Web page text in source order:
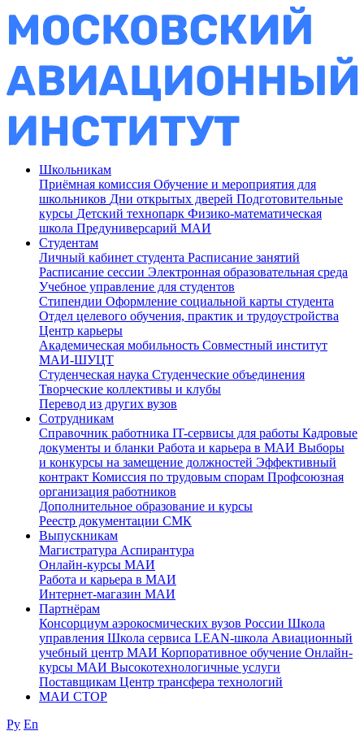
Школьникам
Приёмная комиссия Обучение и мероприятия для
школьников Дни открытых дверей Подготовительные
курсы Детский технопарк Физико-математическая
школа Предуниверсарий МАИ
Студентам
Личный кабинет студента Расписание занятий
Расписание сессии Электронная образовательная среда
Учебное управление для студентов
Стипендии Оформление социальной карты студента
Отдел целевого обучения, практик и трудоустройства
Центр карьеры
Академическая мобильность Совместный институт
МАИ-ШУЦТ
Студенческая наука Студенческие объединения
Творческие коллективы и клубы
Перевод из других вузов
Сотрудникам
Cправочник работника IT-сервисы для работы Кадровые
документы и бланки Работа и карьера в МАИ Выборы
и конкурсы на замещение должностей Эффективный
контракт Комиссия по трудовым спорам Профсоюзная
организация работников
Дополнительное образование и курсы
Реестр документации СМК
Выпускникам
Магистратура Аспирантура
Онлайн-курсы МАИ
Работа и карьера в МАИ
Интернет-магазин МАИ
Партнёрам
Консорциум аэрокосмических вузов России Школа
управления Школа сервиса LEAN-школа Авиационный
учебный центр МАИ Корпоративное обучение Онлайн-
курсы МАИ Высокотехнологичные услуги
Поставщикам Центр трансфера технологий
МАИ СТОР
Ру En